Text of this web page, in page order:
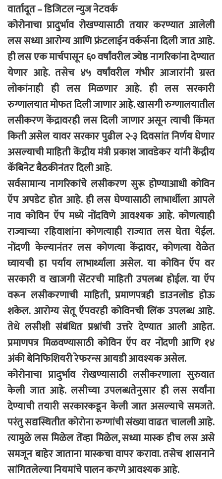
वार्तादूत – डिजिटल न्युज नेटवर्क
कोरोनाचा प्रादुर्भाव रोखण्यासाठी तयार करण्यात आलेली
लस सध्या आरोग्य आणि फ्रंटलाईन वर्कर्सना दिली जात आहे.
ही लस एक मार्चपासून ६० वर्षांवरील ज्येष्ठ नागरिकांना देण्यात
येणार आहे. तसेच ४५ वर्षांवरील गंभीर आजारांनी ग्रस्त
लोकांनाही ही लस मिळणार आहे. ही लस सरकारी
रुग्णालयात मोफत दिली जाणार आहे. खासगी रुग्णालयातील
लसीकरण केंद्रावरही लस दिली जाणार असून त्याची किंमत
किती असेल यावर सरकार पुढील २-३ दिवसांत निर्णय घेणार
असल्याची माहिती केंद्रीय मंत्री प्रकाश जावडेकर यांनी केंद्रीय
कॅबिनेट बैठकीनंतर दिली आहे.
सर्वसामान्य नागरिकांचे लसीकरण सुरू होण्याआधी कोविन
ऍप अपडेट होत आहे. ही लस घेण्यासाठी लाभार्थीला आपले
नाव कोविन ऍप मध्ये नोंदविणे आवश्यक आहे. कोणत्याही
राज्याच्या रहिवाशांना कोणत्याही राज्यात लस घेता येईल.
नोंदणी केल्यानंतर लस कोणत्या केंद्रावर, कोणत्या वेळेत
घ्यायची हा पर्याय लाभार्थ्याला असेल. या कोविन ऍप वर
सरकारी व खाजगी सेंटरची माहिती उपलब्ध होईल. या ऍप
वरून लसीकरणाची माहिती, प्रमाणपत्रही डाउनलोड होऊ
शकेल. आरोग्य सेतू ऍपवरही कोविनची लिंक उपलब्ध आहे.
तेथे लसीशी संबंधित प्रश्नांची उत्तरे देण्यात आली आहेत.
प्रमाणपत्र मिळवण्यासाठी कोविन ऍप वर नोंदणी आणि १४
अंकी बेनिफिशियरी रेफरन्स आयडी आवश्यक असेल.
कोरोनाचा प्रादुर्भाव रोखण्यासाठी लसीकरणाला सुरुवात
केली जात आहे. लसीच्या उपलब्धतेनुसार ही लस सर्वांना
देण्याची तयारी सरकारकडून केली जात असल्याचे समजते.
परंतु सद्यस्थितीत कोरोना रुग्णांची संख्या वाढत चालली आहे.
त्यामुळे लस मिळेल तेंव्हा मिळेल, सध्या मास्क हीच लस असे
समजून बाहेर जाताना मास्कचा वापर करावा. तसेच शासनाने
सांगितलेल्या नियमांचे पालन करणे आवश्यक आहे.